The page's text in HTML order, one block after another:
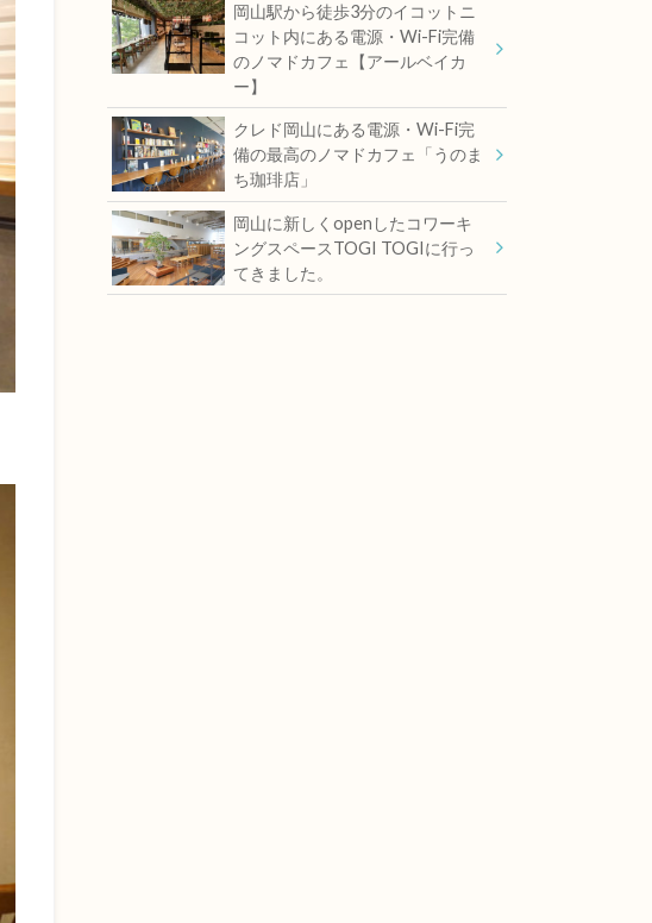
岡山駅から徒歩3分のイコットニ
コット内にある電源・Wi-Fi完備
のノマドカフェ【アールベイカ
ー】
クレド岡山にある電源・Wi-Fi完
備の最高のノマドカフェ「うのま
ち珈琲店」
岡山に新しくopenしたコワーキ
ングスペースTOGI TOGIに行っ
てきました。